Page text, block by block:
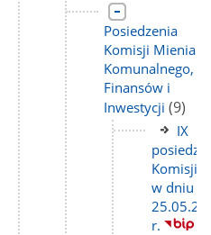
Link
do
strony
Posiedzenia
Komisji Mienia
Komunalnego,
Finansów i
Inwestycji liczba
(9)
Link
do
IX
Komisji
w dniu
r.